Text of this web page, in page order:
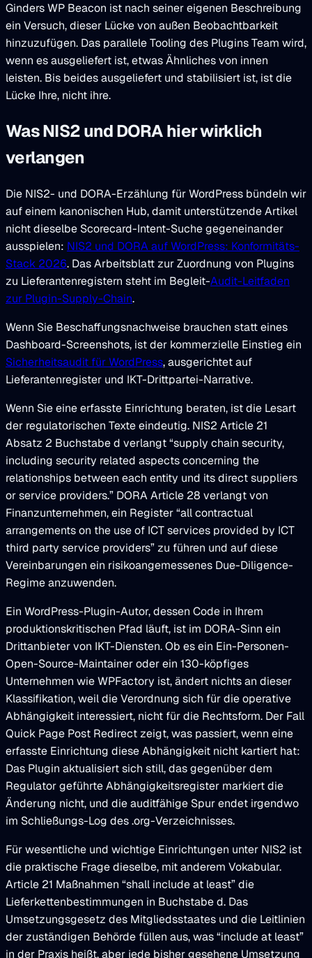
Ginders WP Beacon ist nach seiner eigenen Beschreibung
ein Versuch, dieser Lücke von außen Beobachtbarkeit
hinzuzufügen. Das parallele Tooling des Plugins Team wird,
wenn es ausgeliefert ist, etwas Ähnliches von innen
leisten. Bis beides ausgeliefert und stabilisiert ist, ist die
Lücke Ihre, nicht ihre.
Was NIS2 und DORA hier wirklich
verlangen
Die NIS2- und DORA-Erzählung für WordPress bündeln wir
auf einem kanonischen Hub, damit unterstützende Artikel
nicht dieselbe Scorecard-Intent-Suche gegeneinander
ausspielen: NIS2 und DORA auf WordPress: Konformitäts-
Stack 2026. Das Arbeitsblatt zur Zuordnung von Plugins
zu Lieferantenregistern steht im Begleit-Audit-Leitfaden
zur Plugin-Supply-Chain.
Wenn Sie Beschaffungsnachweise brauchen statt eines
Dashboard-Screenshots, ist der kommerzielle Einstieg ein
Sicherheitsaudit für WordPress, ausgerichtet auf
Lieferantenregister und IKT-Drittpartei-Narrative.
Wenn Sie eine erfasste Einrichtung beraten, ist die Lesart
der regulatorischen Texte eindeutig. NIS2 Article 21
Absatz 2 Buchstabe d verlangt “supply chain security,
including security related aspects concerning the
relationships between each entity und its direct suppliers
or service providers.” DORA Article 28 verlangt von
Finanzunternehmen, ein Register “all contractual
arrangements on the use of ICT services provided by ICT
third party service providers” zu führen und auf diese
Vereinbarungen ein risikoangemessenes Due-Diligence-
Regime anzuwenden.
Ein WordPress-Plugin-Autor, dessen Code in Ihrem
produktionskritischen Pfad läuft, ist im DORA-Sinn ein
Drittanbieter von IKT-Diensten. Ob es ein Ein-Personen-
Open-Source-Maintainer oder ein 130-köpfiges
Unternehmen wie WPFactory ist, ändert nichts an dieser
Klassifikation, weil die Verordnung sich für die operative
Abhängigkeit interessiert, nicht für die Rechtsform. Der Fall
Quick Page Post Redirect zeigt, was passiert, wenn eine
erfasste Einrichtung diese Abhängigkeit nicht kartiert hat:
Das Plugin aktualisiert sich still, das gegenüber dem
Regulator geführte Abhängigkeitsregister markiert die
Änderung nicht, und die auditfähige Spur endet irgendwo
im Schließungs-Log des .org-Verzeichnisses.
Für wesentliche und wichtige Einrichtungen unter NIS2 ist
die praktische Frage dieselbe, mit anderem Vokabular.
Article 21 Maßnahmen “shall include at least” die
Lieferkettenbestimmungen in Buchstabe d. Das
Umsetzungsgesetz des Mitgliedsstaates und die Leitlinien
der zuständigen Behörde füllen aus, was “include at least”
in der Praxis heißt, aber jede bisher gesehene Umsetzung